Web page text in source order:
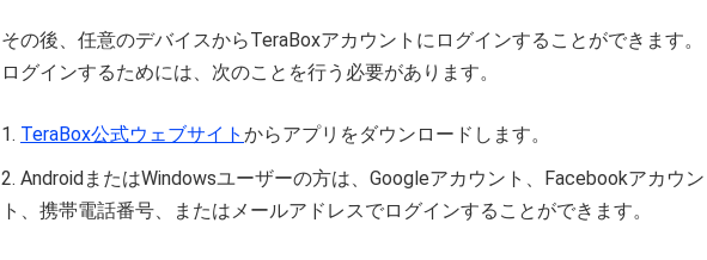
その後、任意のデバイスからTeraBoxアカウントにログインすることができます。
ログインするためには、次のことを行う必要があります。
TeraBox公式ウェブサイト からアプリをダウンロードします。
AndroidまたはWindowsユーザーの方は、Googleアカウント、Facebookアカウン
ト、携帯電話番号、またはメールアドレスでログインすることができます。